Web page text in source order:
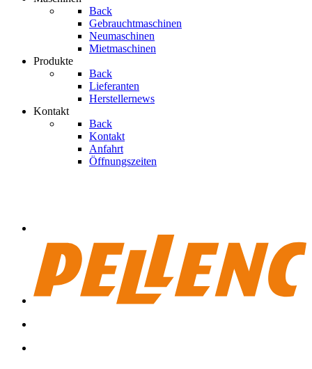
Back
Gebrauchtmaschinen
Neumaschinen
Mietmaschinen
Produkte
Back
Lieferanten
Herstellernews
Kontakt
Back
Kontakt
Anfahrt
Öffnungszeiten